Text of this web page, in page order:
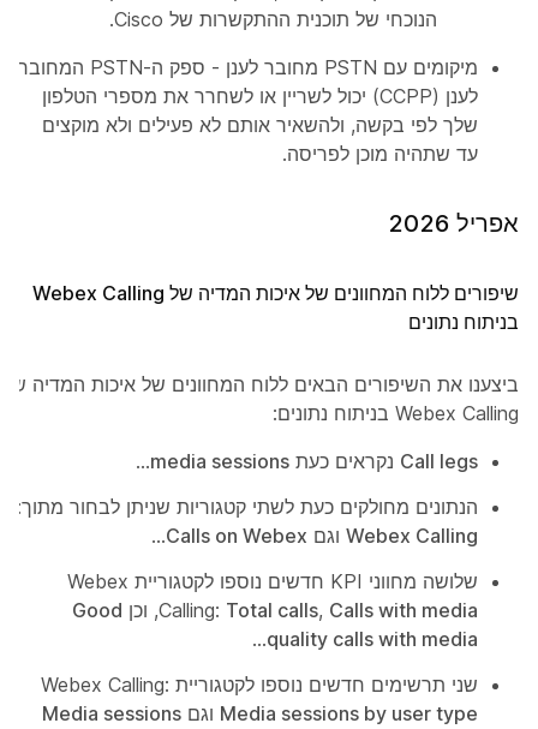
הנוכחי של תוכנית ההתקשרות של Cisco.
מיקומים עם PSTN מחובר לענן - ספק ה-PSTN המחובר
לענן (CCPP) יכול לשריין או לשחרר את מספרי הטלפון
שלך לפי בקשה, ולהשאיר אותם לא פעילים ולא מוקצים
עד שתהיה מוכן לפריסה.
אפריל 2026
שיפורים ללוח המחוונים של איכות המדיה של Webex Calling
בניתוח נתונים
ביצענו את השיפורים הבאים ללוח המחוונים של איכות המדיה של
Webex Calling בניתוח נתונים:
Call legs נקראים כעת media sessions
...
הנתונים מחולקים כעת לשתי קטגוריות שניתן לבחור מתוך:
Webex Calling וגם Calls on Webex
...
שלושה מחווני KPI חדשים נוספו לקטגוריית Webex
Calling: Total calls, Calls with media , וכן Good
quality calls with media
...
שני תרשימים חדשים נוספו לקטגוריית Webex Calling:
Media sessions by user type וגם Media sessions